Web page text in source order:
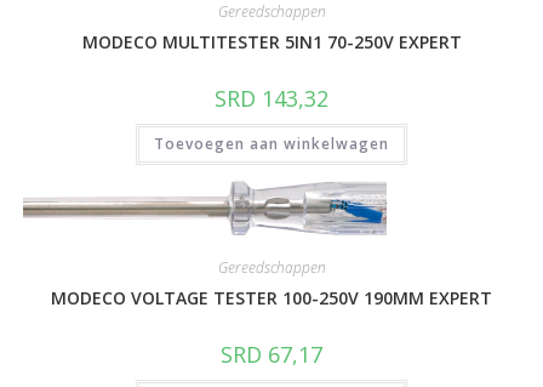
Gereedschappen
MODECO MULTITESTER 5IN1 70-250V EXPERT
SRD 143,32
Toevoegen aan winkelwagen
Gereedschappen
MODECO VOLTAGE TESTER 100-250V 190MM EXPERT
SRD 67,17